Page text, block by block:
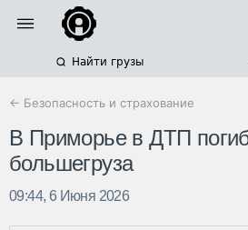
Найти грузы
← Безопасность и страхование
В Приморье в ДТП
большегруза
09:44, 6 Июня 2026